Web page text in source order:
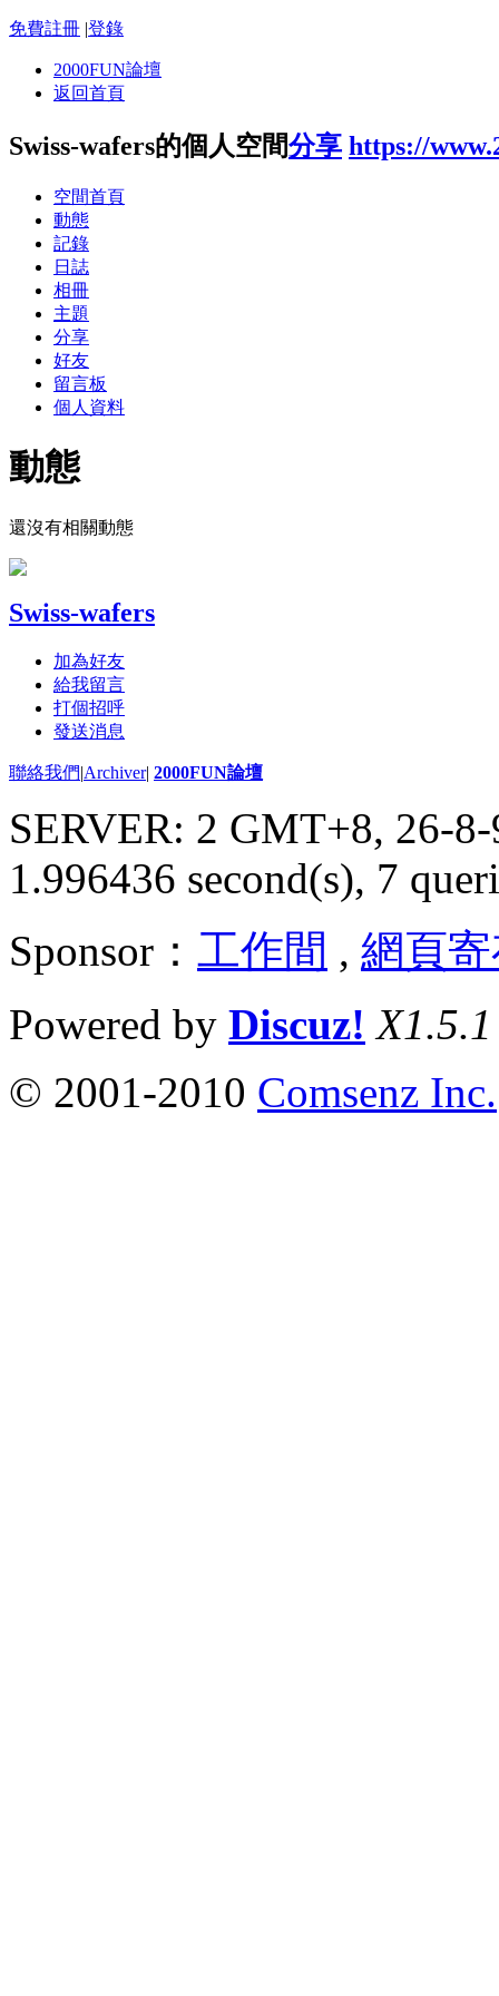
免費註冊 |登錄
2000FUN論壇
返回首頁
Swiss-wafers的個人空間分享 https://
空間首頁
動態
記錄
日誌
相冊
主題
分享
好友
留言板
個人資料
動態
還沒有相關動態
Swiss-wafers
加為好友
給我留言
打個招呼
發送消息
聯絡我們|Archiver| 2000FUN論壇
SERVER: 2 GMT+8, 26-
1.996436 second(s), 7
Sponsor： 工作間 , 網頁
Powered by Discuz! X1.5.1
© 2001-2010 Comsenz Inc.